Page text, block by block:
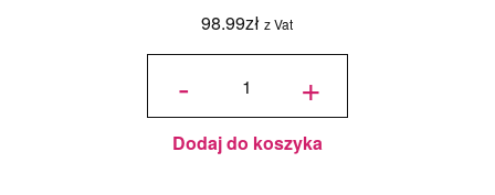
98.99zł z Vat
-
ilość
ROSA
145 - śr. 7
cm -
Silikomart +
Dodaj do koszyka